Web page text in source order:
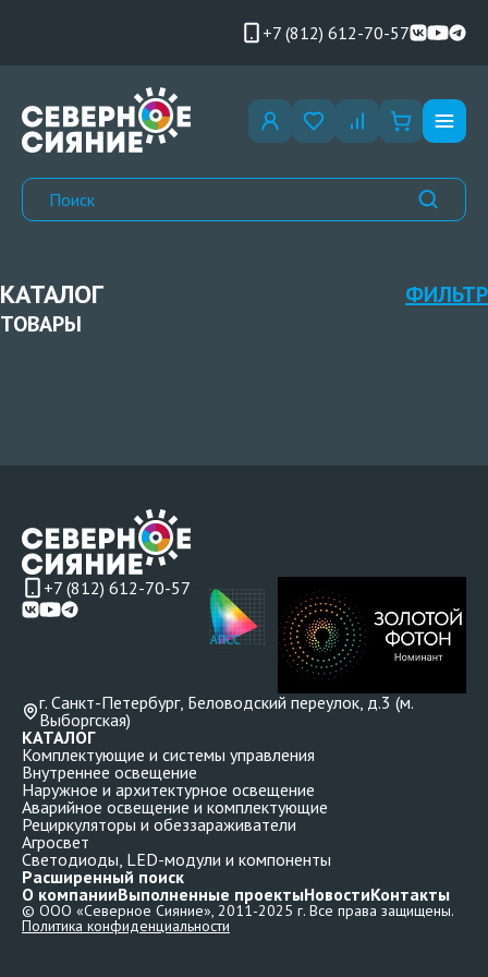
+7 (812) 612-70-57
КАТАЛОГ
ФИЛЬТР
ТОВАРЫ
+7 (812) 612-70-57
г. Санкт-Петербург, Беловодский переулок, д.3 (м.
Выборгская)
О компанииВыполненные проектыНовостиКонтакты
КАТАЛОГ
Комплектующие и системы управления
Внутреннее освещение
Наружное и архитектурное освещение
Аварийное освещение и комплектующие
Рециркуляторы и обеззараживатели
Агросвет
Светодиоды, LED-модули и компоненты
Расширенный поиск
© ООО «Северное Сияние», 2011-2025 г. Все права защищены.
Политика конфиденциальности